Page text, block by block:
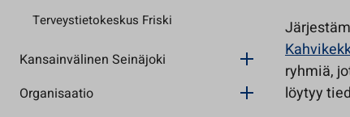
Terveystietokeskus Friski
Kansainvälinen Seinäjoki
Organisaatio
ryhmiä,
löytyy